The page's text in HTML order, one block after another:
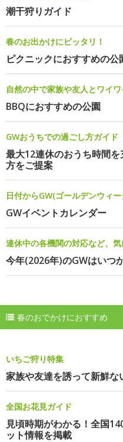
潮干狩りガイド
春のお出かけにピッタリ！
ピクニックにおすすめの公
自然の中で家族や友人とワイワ
BBQにおすすめの公園
GWおうちでの過ごし方ガイド
最大12連休のおうち時間
方をご提案
日付からGW(ゴールデンウィ
GWイベントカレンダー
連休中の各機関の対応など、
今年(2026年)のGWはいつ
春のおでかけにおすすめ
いちご狩り特集
家族や友達を誘って新鮮な
全国お花見ガイド
見頃時期がわかる！全国
ット情報を掲載